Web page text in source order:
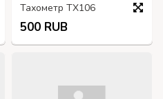
Тахометр ТХ106
500 RUB